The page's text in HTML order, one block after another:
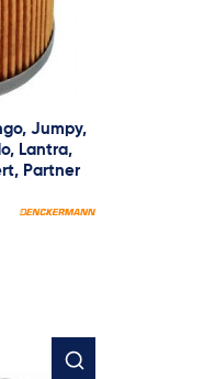
Jumpy,
Lantra,
Partner